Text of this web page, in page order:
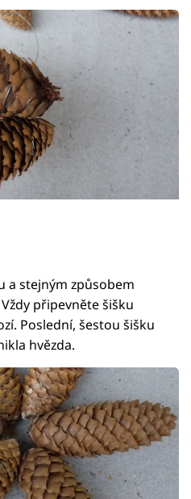
a stejným způsobem
připevněte šišku
Poslední, šestou šišku
hvězda.